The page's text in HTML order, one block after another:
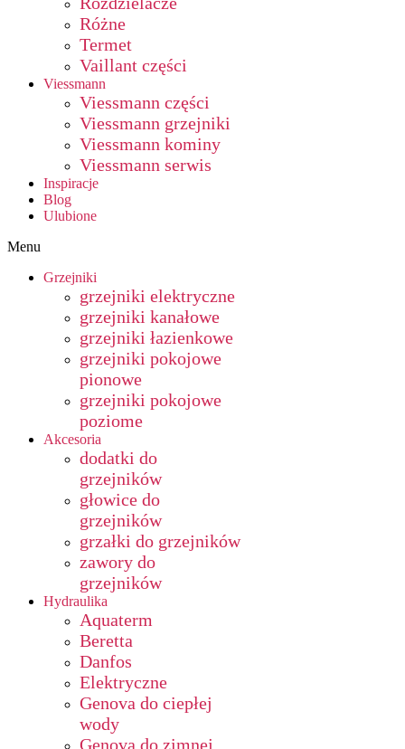
Różne
Termet
Vaillant części
Viessmann
Viessmann części
Viessmann grzejniki
Viessmann kominy
Viessmann serwis
Inspiracje
Blog
Ulubione
Menu
Grzejniki
grzejniki elektryczne
grzejniki kanałowe
grzejniki łazienkowe
grzejniki pokojowe
pionowe
grzejniki pokojowe
poziome
Akcesoria
dodatki do
grzejników
głowice do
grzejników
grzałki do grzejników
zawory do
grzejników
Hydraulika
Aquaterm
Beretta
Danfos
Elektryczne
Genova do ciepłej
wody
Genova do zimnej